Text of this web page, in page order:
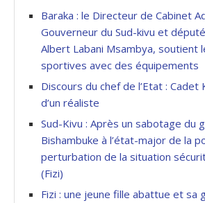
Baraka : le Directeur de Cabinet
Gouverneur du Sud-kivu et
Albert Labani Msambya, soutient
sportives avec des équipements
Discours du chef de l’Etat : Cadet
d’un réaliste
Sud-Kivu : Après un sabotage du
Bishambuke à l’état-major de la
perturbation de la situation
(Fizi)
Fizi : une jeune fille abattue et sa